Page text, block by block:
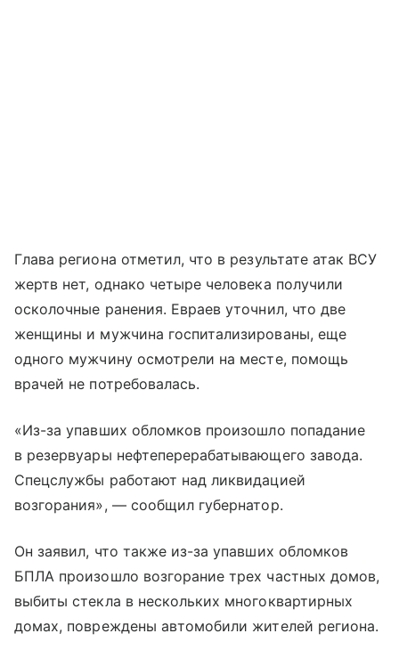
Глава региона отметил, что в результате атак ВСУ
жертв нет, однако четыре человека получили
осколочные ранения. Евраев уточнил, что две
женщины и мужчина госпитализированы, еще
одного мужчину осмотрели на месте, помощь
врачей не потребовалась.
«Из-за упавших обломков произошло попадание
в резервуары нефтеперерабатывающего завода.
Спецслужбы работают над ликвидацией
возгорания», — сообщил губернатор.
Он заявил, что также из-за упавших обломков
БПЛА произошло возгорание трех частных домов,
выбиты стекла в нескольких многоквартирных
домах, повреждены автомобили жителей региона.